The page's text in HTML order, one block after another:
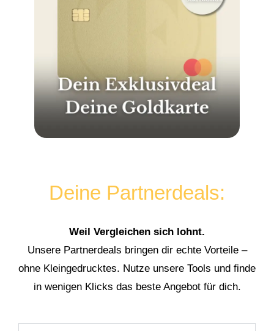
Deine Partnerdeals:
Weil Vergleichen sich lohnt.
Unsere Partnerdeals bringen dir echte Vorteile –
ohne Kleingedrucktes. Nutze unsere Tools und finde
in wenigen Klicks das beste Angebot für dich.